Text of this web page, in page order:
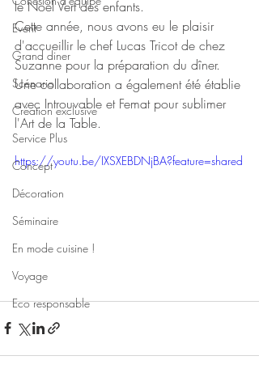
Event
Grand diner
Scénario
Création exclusive
Service Plus
Concept
Décoration
Séminaire
En mode cuisine !
Voyage
Eco responsable
le Noël Vert des enfants.
Cette année, nous avons eu le plaisir
d'accueillir le chef Lucas Tricot de chez
Suzanne pour la préparation du dîner.
Une collaboration a également été établie
avec Introuvable et Femat pour sublimer
l'Art de la Table.
https://youtu.be/IXSXEBDNjBA?feature=shared